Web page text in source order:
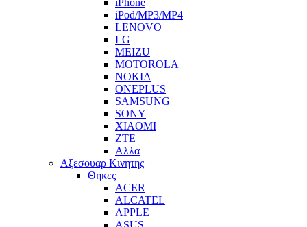
iPhone
iPod/MP3/MP4
LENOVO
LG
MEIZU
MOTOROLA
NOKIA
ONEPLUS
SAMSUNG
SONY
XIAOMI
ZTE
Αλλα
Αξεσουαρ Κινητης
Θηκες
ACER
ALCATEL
APPLE
ASUS